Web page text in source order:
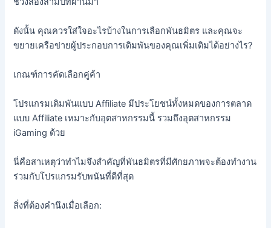
ดังนั้น คุณควรใส่ใจอะไรบ้างในการเลือกพันธมิตร และคุณจะ
ขยายเครือข่ายผู้ประกอบการเดิมพันของคุณเพิ่มเติมได้อย่างไร?
เกณฑ์การคัดเลือกคู่ค้า
โปรแกรมเดิมพันแบบ Affiliate มีประโยชน์ทั้งหมดของการตลาด
แบบ Affiliate เหมาะกับอุตสาหกรรมนี้ รวมถึงอุตสาหกรรม
iGaming ด้วย
นี่คือสาเหตุว่าทำไมจึงสำคัญที่พันธมิตรที่มีศักยภาพจะต้องทำงาน
ร่วมกับโปรแกรมรับพนันที่ดีที่สุด
สิ่งที่ต้องคำนึงเมื่อเลือก: